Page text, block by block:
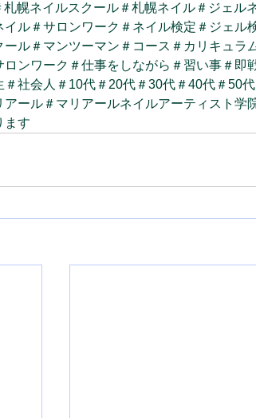
札幌ネイルスクール＃札幌ネイル＃ジェル
イル＃サロンワーク ＃ネイル検定 ＃ジェル
ール＃マンツーマン ＃コース ＃カリキュラ
ロンワーク ＃仕事をしながら ＃習い事＃即
＃社会人 ＃10代＃20代＃30代＃40代＃50代
アール＃マリアールネイルアーティスト学
ます